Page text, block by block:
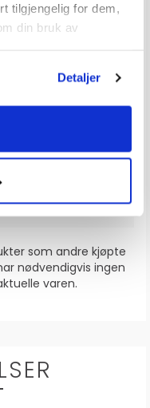
tilgjengelig for dem,
din bruk av
Detaljer
som andre kjøpte
nødvendigvis ingen
varen.